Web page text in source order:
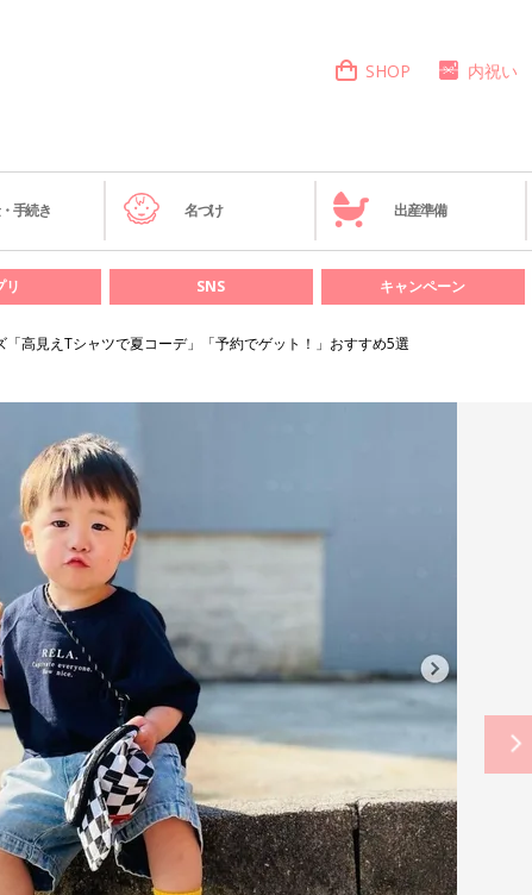
SHOP 内祝い
手続き 名づけ 出産準備
リ SNS キャンペーン
「高見えTシャツで夏コーデ」「予約でゲット！」おすすめ5選